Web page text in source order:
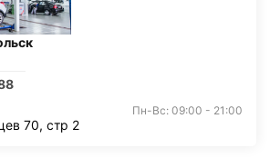
Пн-Вс: 09:00 - 21:00
70, стр 2